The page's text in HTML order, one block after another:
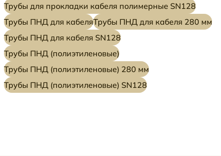
Трубы для прокладки кабеля полимерные SN128
Трубы ПНД для кабеляТрубы ПНД для кабеля 280 мм
Трубы ПНД для кабеля SN128
Трубы ПНД (полиэтиленовые)
Трубы ПНД (полиэтиленовые) 280 мм
Трубы ПНД (полиэтиленовые) SN128